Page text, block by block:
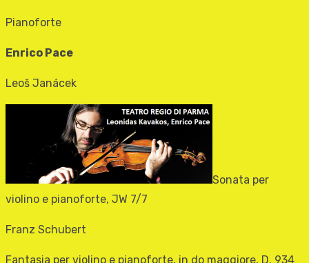
Pianoforte
Enrico Pace
Leoš Janácek
Sonata per
violino e pianoforte, JW 7/7
Franz Schubert
Fantasia per violino e pianoforte, in do maggiore, D. 934